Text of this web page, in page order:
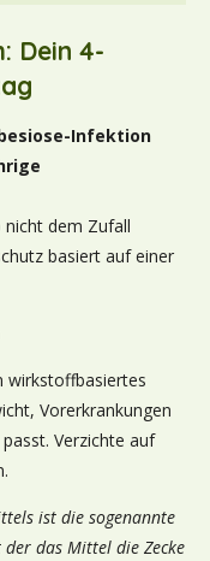
Dein 4-
Infektion
dem Zufall
basiert auf einer
wirkstoffbasiertes
Vorerkrankungen
Verzichte auf
ist die sogenannte
das Mittel die Zecke